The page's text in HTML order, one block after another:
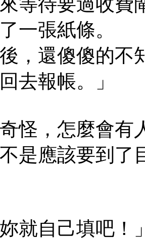
一張紙條。
，還傻傻的不
去報帳。」
怪，怎麼會有
是應該要到了
就自己填吧！